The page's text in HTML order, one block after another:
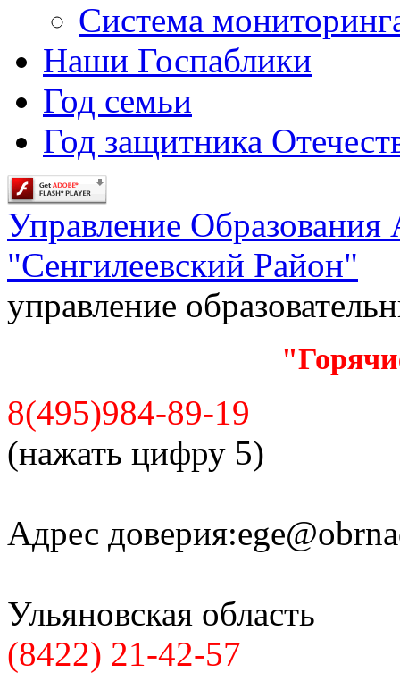
Система
Наши Госпаблики
Год семьи
Год защитника
Управление
"Сенгилеевский Район"
управление
8(495)984-89-19
(нажать цифру 5)
Адрес доверия:
Ульяновская область
(8422) 21-42-57